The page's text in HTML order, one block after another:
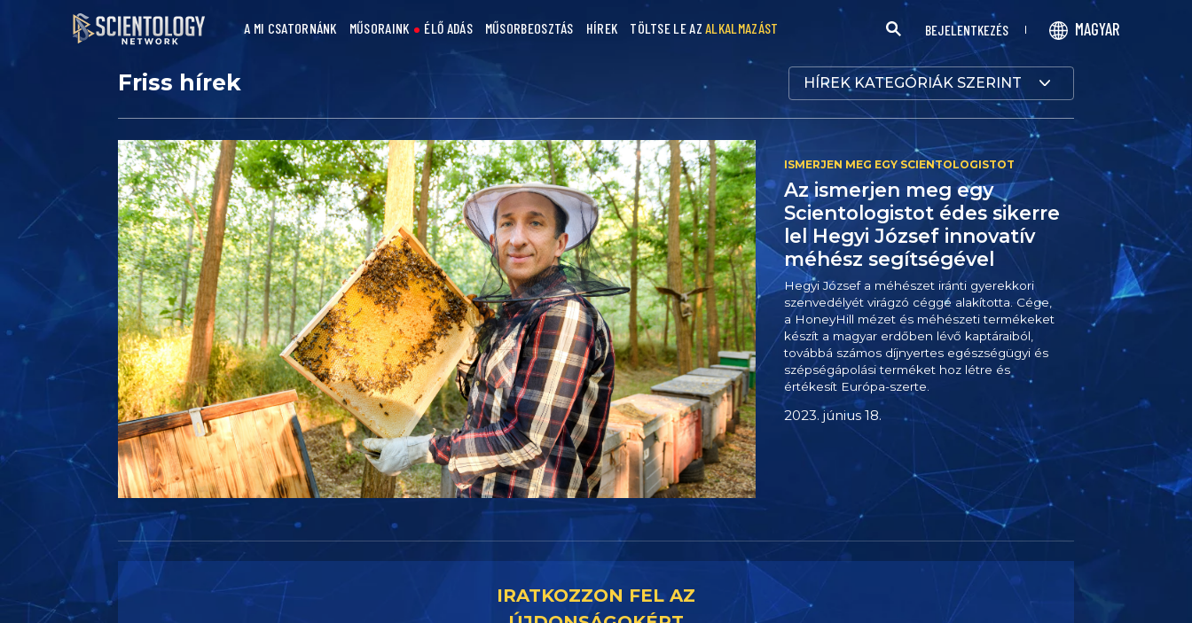
A MI CSATORNÁNK MŰSORAINK ÉLŐ ADÁS MŰSORBEOSZTÁS HÍREK TÖLTSE LE AZALKALMAZÁST BEJELENTKEZÉS MAGYAR
Friss hírek HÍREK KATEGÓRIÁK SZERINT
Az ismerjen meg egy
Scientologistot édes sikerre
lel Hegyi József innovatív
méhész segítségével
Hegyi József a méhészet iránti gyerekkori
szenvedélyét virágzó céggé alakította. Cége,
a HoneyHill mézet és méhészeti termékeket
készít a magyar erdőben lévő kaptáraiból,
továbbá számos díjnyertes egészségügyi és
szépségápolási terméket hoz létre és
értékesít Európa-szerte.
2023. június 18.
IRATKOZZON FEL AZ